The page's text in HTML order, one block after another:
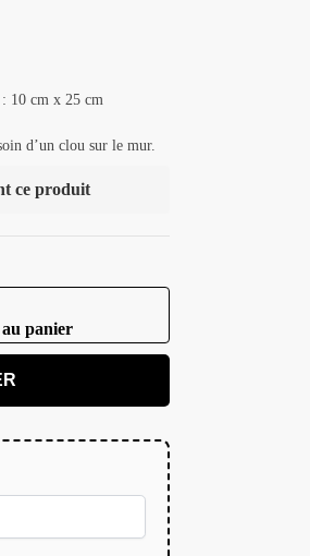
10 cm x 25 cm
d’un clou sur le mur.
ce produit
panier